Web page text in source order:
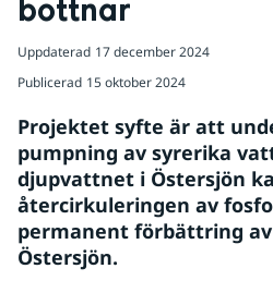
bottnar
Uppdaterad 17 december 2024
Publicerad 15 oktober 2024
Projektet syfte är att
pumpning av syrerika
djupvattnet i Östersjön
återcirkuleringen av
permanent förbättring
Östersjön.